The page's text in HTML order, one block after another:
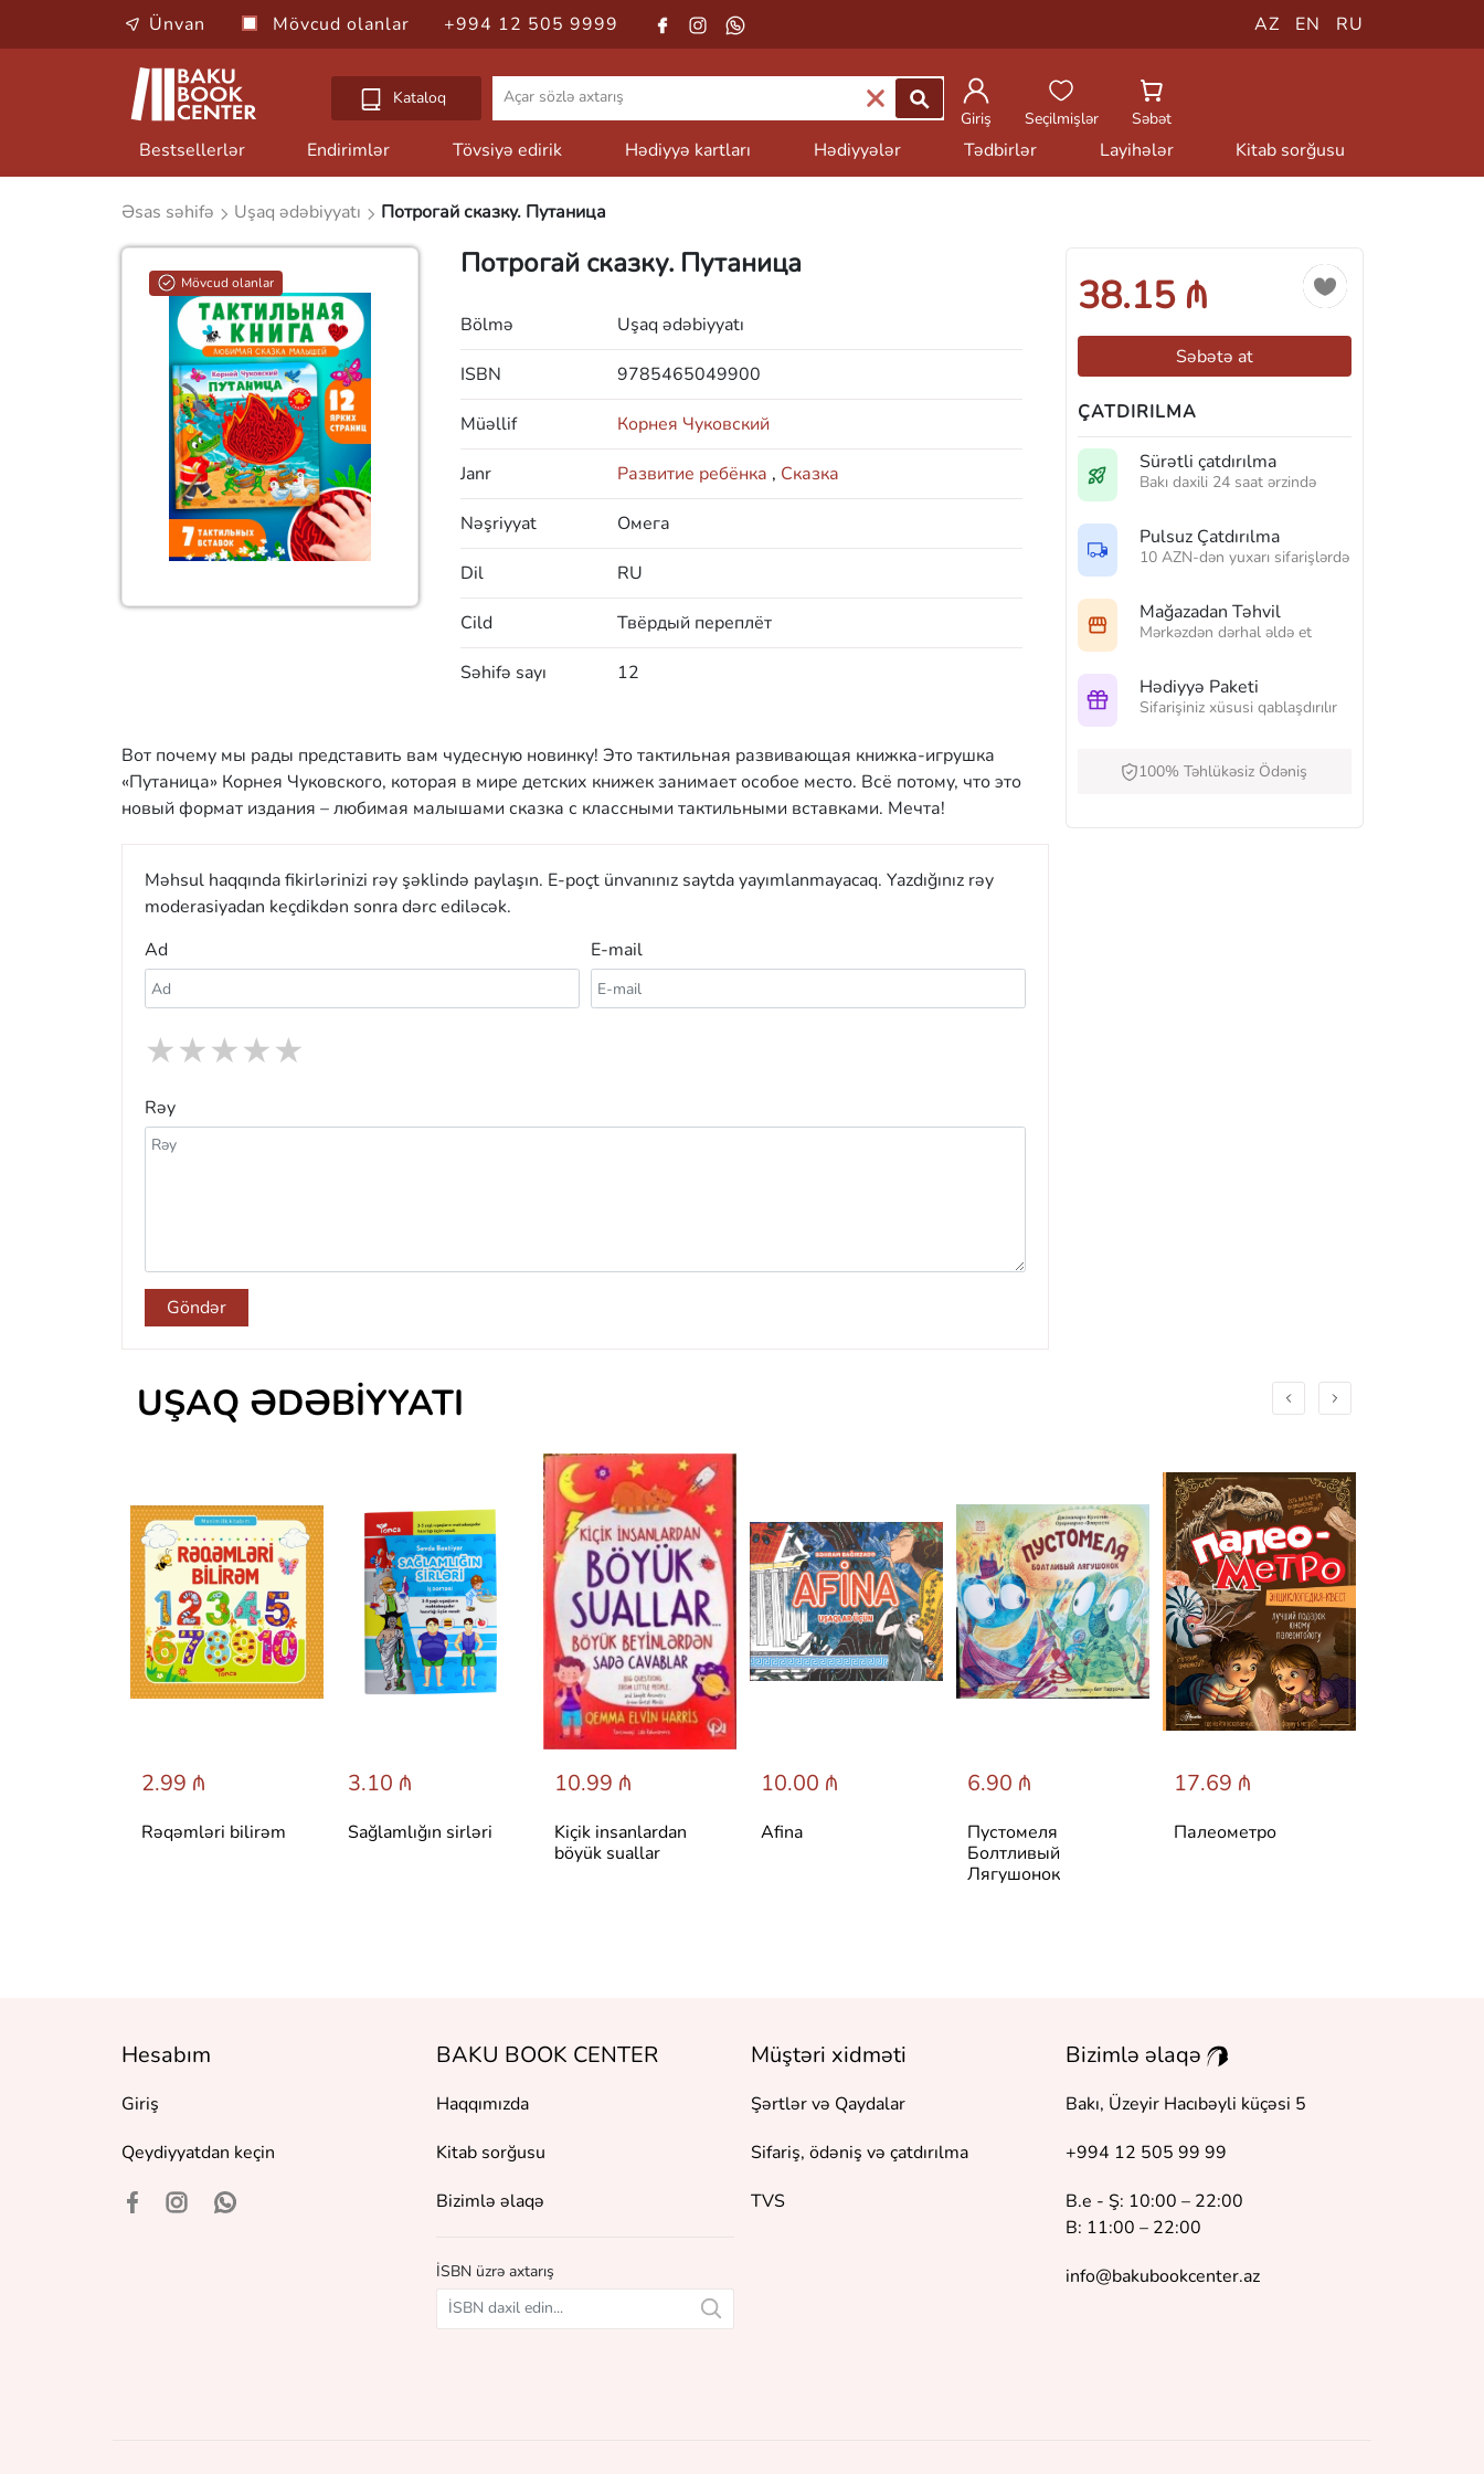
Ünvan Mövcud olanlar +994 12 505 9999 AZ EN RU
Kataloq
Giriş
Seçilmişlər Səbət
Bestsellerlər Endirimlər Tövsiyə edirik Hədiyyə kartları Hədiyyələr Tədbirlər Layihələr Kitab sorğusu
Əsas səhifə Uşaq ədəbiyyatı Потрогай сказку. Путаница
Mövcud olanlar
Потрогай сказку. Путаница
Bölmə Uşaq ədəbiyyatı
ISBN 9785465049900
Müəllif Корнея Чуковский
Janr Развитие ребёнка , Сказка
Nəşriyyat Омега
Dil RU
Cild Твёрдый переплёт
Səhifə sayı 12
Вот почему мы рады представить вам чудесную новинку! Это тактильная развивающая книжка-игрушка
«Путаница» Корнея Чуковского, которая в мире детских книжек занимает особое место. Всё потому, что это
новый формат издания – любимая малышами сказка с классными тактильными вставками. Мечта!
Məhsul haqqında fikirlərinizi rəy şəklində paylaşın. E-poçt ünvanınız saytda yayımlanmayacaq. Yazdığınız rəy
moderasiyadan keçdikdən sonra dərc ediləcək.
Ad
E-mail
★
★
★
★
★
Rəy
Göndər
38.15 ₼
Səbətə at
ÇATDIRILMA
Sürətli çatdırılma
Bakı daxili 24 saat ərzində
Pulsuz Çatdırılma
10 AZN-dən yuxarı sifarişlərdə
Mağazadan Təhvil
Mərkəzdən dərhal əldə et
Hədiyyə Paketi
Sifarişiniz xüsusi qablaşdırılır
100% Təhlükəsiz Ödəniş
UŞAQ ƏDƏBIYYATI
2.99 ₼
Rəqəmləri bilirəm
3.10 ₼
Sağlamlığın sirləri
10.99 ₼
Kiçik insanlardan
böyük suallar
10.00 ₼
Afina
6.90 ₼
Пустомеля
Болтливый
Лягушонок
17.69 ₼
Палеометро
Hesabım
Giriş
Qeydiyyatdan keçin
BAKU BOOK CENTER
Haqqımızda
Kitab sorğusu
Bizimlə əlaqə
İSBN üzrə axtarış
Müştəri xidməti
Şərtlər və Qaydalar
Sifariş, ödəniş və çatdırılma
TVS
Bizimlə əlaqə
Bakı, Üzeyir Hacıbəyli küçəsi 5
+994 12 505 99 99
B.e - Ş: 10:00 – 22:00
B: 11:00 – 22:00
info@bakubookcenter.az